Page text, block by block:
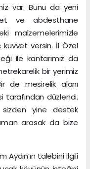
var. Bunu da yeni
ve abdesthane
malzemelerimizle
kuvvet versin. İl Özel
ile kantarımız da
bir yerimiz
de mesirelik alanı
tarafından düzlendi.
sizden yine destek
arasak da bize
talebini ilgili